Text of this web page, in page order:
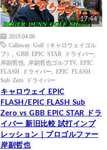
17:44
2019.04.06
Callaway Golf（キャロウェイゴル
フ）
GBB EPIC STAR ドライバー
岸副哲也
岸副哲也ゴルフTV, EPIC
FLASH ドライバー
EPIC FLASH
Sub Zero ドライバー
キャロウェイ EPIC
FLASH/EPIC FLASH Sub
Zero vs GBB EPIC STAR ドラ
イバー 新旧比較 試打インプ
レッション｜プロゴルファー
岸副哲也